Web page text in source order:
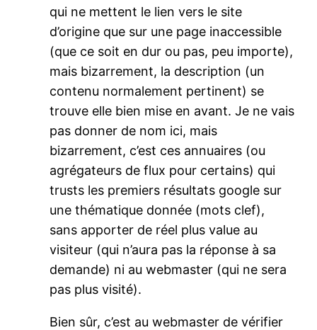
qui ne mettent le lien vers le site
d’origine que sur une page inaccessible
(que ce soit en dur ou pas, peu importe),
mais bizarrement, la description (un
contenu normalement pertinent) se
trouve elle bien mise en avant. Je ne vais
pas donner de nom ici, mais
bizarrement, c’est ces annuaires (ou
agrégateurs de flux pour certains) qui
trusts les premiers résultats google sur
une thématique donnée (mots clef),
sans apporter de réel plus value au
visiteur (qui n’aura pas la réponse à sa
demande) ni au webmaster (qui ne sera
pas plus visité).
Bien sûr, c’est au webmaster de vérifier